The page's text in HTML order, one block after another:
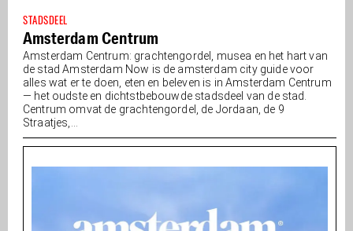
STADSDEEL
Amsterdam Centrum
Amsterdam Centrum: grachtengordel, musea en het hart van
de stad Amsterdam Now is de amsterdam city guide voor
alles wat er te doen, eten en beleven is in Amsterdam Centrum
— het oudste en dichtstbebouwde stadsdeel van de stad.
Centrum omvat de grachtengordel, de Jordaan, de 9
Straatjes,...